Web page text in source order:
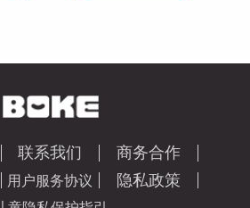
联系我们
商务合作
用户服务协议 隐私政策